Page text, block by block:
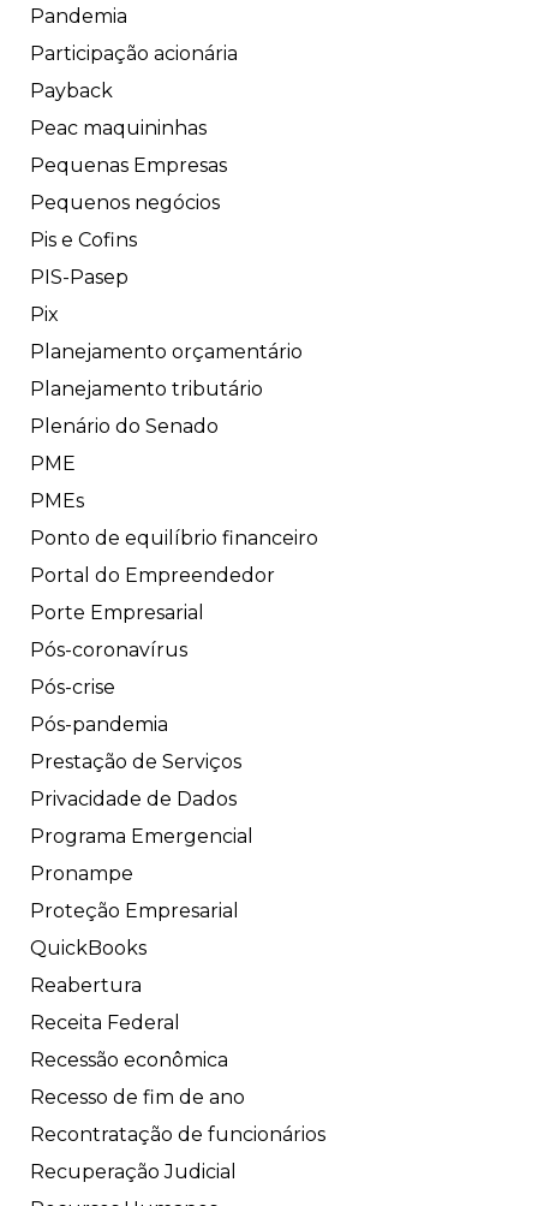
Pandemia
Participação acionária
Payback
Peac maquininhas
Pequenas Empresas
Pequenos negócios
Pis e Cofins
PIS-Pasep
Pix
Planejamento orçamentário
Planejamento tributário
Plenário do Senado
PME
PMEs
Ponto de equilíbrio financeiro
Portal do Empreendedor
Porte Empresarial
Pós-coronavírus
Pós-crise
Pós-pandemia
Prestação de Serviços
Privacidade de Dados
Programa Emergencial
Pronampe
Proteção Empresarial
QuickBooks
Reabertura
Receita Federal
Recessão econômica
Recesso de fim de ano
Recontratação de funcionários
Recuperação Judicial